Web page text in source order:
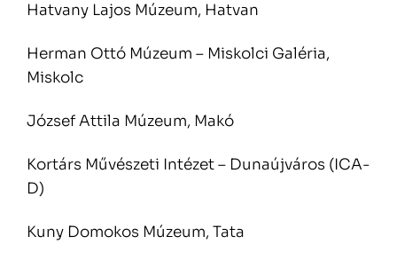
Hatvany Lajos Múzeum, Hatvan
Herman Ottó Múzeum – Miskolci Galéria,
Miskolc
József Attila Múzeum, Makó
Kortárs Művészeti Intézet – Dunaújváros (ICA-
D)
Kuny Domokos Múzeum, Tata